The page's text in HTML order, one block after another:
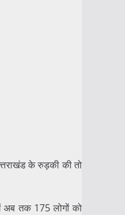
के रुड़की की तो
अब तक 175 लोगों को